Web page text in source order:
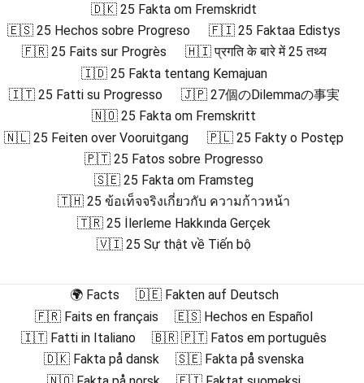
🇩🇰 25 Fakta om Fremskridt
🇪🇸 25 Hechos sobre Progreso
🇫🇮 25 Faktaa Edistys
🇫🇷 25 Faits sur Progrès
🇭🇮 प्रगति के बारे में 25 तथ्य
🇮🇩 25 Fakta tentang Kemajuan
🇮🇹 25 Fatti su Progresso
🇯🇵 27個のDilemmaの事実
🇳🇴 25 Fakta om Fremskritt
🇳🇱 25 Feiten over Vooruitgang
🇵🇱 25 Fakty o Postęp
🇵🇹 25 Fatos sobre Progresso
🇸🇪 25 Fakta om Framsteg
🇹🇭 25 ข้อเท็จจริงเกี่ยวกับ ความก้าวหน้า
🇹🇷 25 İlerleme Hakkında Gerçek
🇻🇮 25 Sự thật về Tiến bộ
🌍 Facts
🇩🇪 Fakten auf Deutsch
🇫🇷 Faits en français
🇪🇸 Hechos en Español
🇮🇹 Fatti in Italiano
🇧🇷 🇵🇹 Fatos em português
🇩🇰 Fakta på dansk
🇸🇪 Fakta på svenska